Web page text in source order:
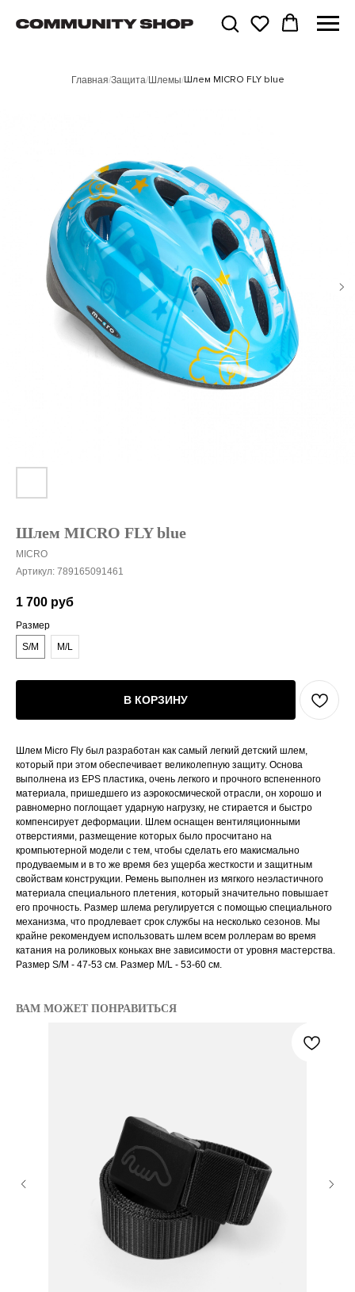
Главная/Защита/Шлемы/Шлем MICRO FLY blue
Шлем MICRO FLY blue
MICRO
Артикул: 789165091461
1 700 руб
Размер
S/M
M/L
В КОРЗИНУ
Шлем Micro Fly был разработан как самый легкий детский шлем,
который при этом обеспечивает великолепную защиту. Основа
выполнена из EPS пластика, очень легкого и прочного вспененного
материала, пришедшего из аэрокосмической отрасли, он хорошо и
равномерно поглощает ударную нагрузку, не стирается и быстро
компенсирует деформации. Шлем оснащен вентиляционными
отверстиями, размещение которых было просчитано на
кромпьютерной модели с тем, чтобы сделать его макисмально
продуваемым и в то же время без ущерба жесткости и защитным
свойствам конструкции. Ремень выполнен из мягкого неэластичного
материала специального плетения, который значительно повышает
его прочность. Размер шлема регулируется с помощью специального
механизма, что продлевает срок службы на несколько сезонов. Мы
крайне рекомендуем использовать шлем всем роллерам во время
катания на роликовых коньках вне зависимости от уровня мастерства.
Размер S/M - 47-53 см. Размер M/L - 53-60 см.
ВАМ МОЖЕТ ПОНРАВИТЬСЯ